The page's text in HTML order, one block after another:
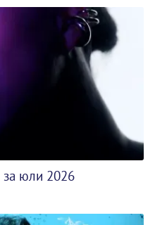
за юли 2026